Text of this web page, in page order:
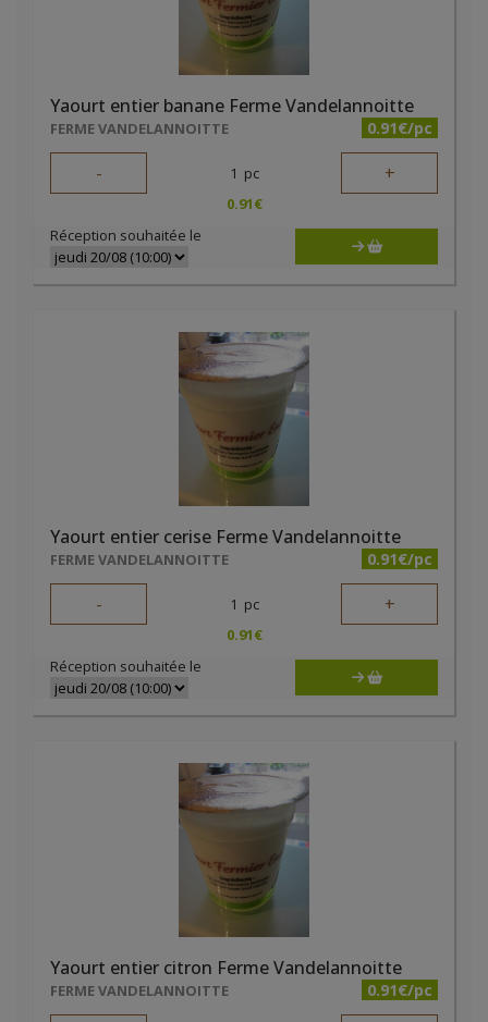
Yaourt entier banane Ferme Vandelannoitte
FERME VANDELANNOITTE 0.91€/pc
- 1 pc +
0.91€
Réception souhaitée le
Yaourt entier cerise Ferme Vandelannoitte
FERME VANDELANNOITTE 0.91€/pc
- 1 pc +
0.91€
Réception souhaitée le
Yaourt entier citron Ferme Vandelannoitte
FERME VANDELANNOITTE 0.91€/pc